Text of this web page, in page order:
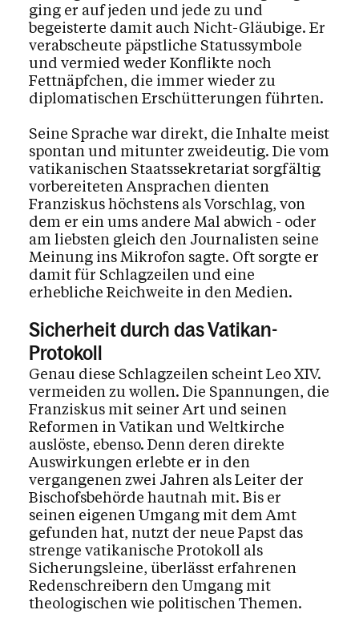
ging er auf jeden und jede zu und
begeisterte damit auch Nicht-Gläubige. Er
verabscheute päpstliche Statussymbole
und vermied weder Konflikte noch
Fettnäpfchen, die immer wieder zu
diplomatischen Erschütterungen führten.
Seine Sprache war direkt, die Inhalte meist
spontan und mitunter zweideutig. Die vom
vatikanischen Staatssekretariat sorgfältig
vorbereiteten Ansprachen dienten
Franziskus höchstens als Vorschlag, von
dem er ein ums andere Mal abwich - oder
am liebsten gleich den Journalisten seine
Meinung ins Mikrofon sagte. Oft sorgte er
damit für Schlagzeilen und eine
erhebliche Reichweite in den Medien.
Sicherheit durch das Vatikan-
Protokoll
Genau diese Schlagzeilen scheint Leo XIV.
vermeiden zu wollen. Die Spannungen, die
Franziskus mit seiner Art und seinen
Reformen in Vatikan und Weltkirche
auslöste, ebenso. Denn deren direkte
Auswirkungen erlebte er in den
vergangenen zwei Jahren als Leiter der
Bischofsbehörde hautnah mit. Bis er
seinen eigenen Umgang mit dem Amt
gefunden hat, nutzt der neue Papst das
strenge vatikanische Protokoll als
Sicherungsleine, überlässt erfahrenen
Redenschreibern den Umgang mit
theologischen wie politischen Themen.